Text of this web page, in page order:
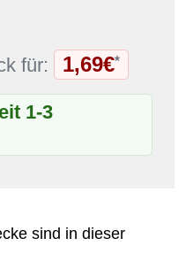
für: 1,69€*
1-3
sind in dieser